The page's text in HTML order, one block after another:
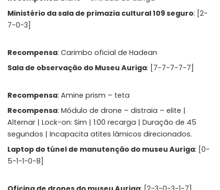
Ministério da sala de primazia cultural 109 seguro: [2-
7-0-3]
Recompensa: Carimbo oficial de Hadean
Sala de observação do Museu Auriga: [7-7-7-7-7]
Recompensa: Amine prism – teta
Recompensa: Módulo de drone – distraia – elite |
Alternar | Lock-on: Sim | 1:00 recarga | Duração de 45
segundos | Incapacita atites lâmicos direcionados.
Laptop do túnel de manutenção do museu Auriga: [0-
5-1-1-0-8]